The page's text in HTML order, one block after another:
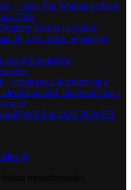
– Gala Top Woman in Real
2026
Group na rynku
26,5 tys. mkw. wynajętej
nowych pokazów
– inspirująca konferencja z
budownictwa i
& OZE POWER